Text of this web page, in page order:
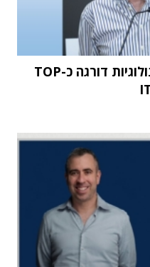
מחקר STKI השנתי: וואן טכנולוגיות דורגה כ-TOP